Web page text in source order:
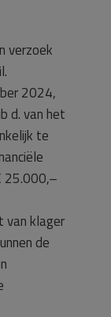
verzoek
2024,
d. van het
te
25.000,–
van klager
de